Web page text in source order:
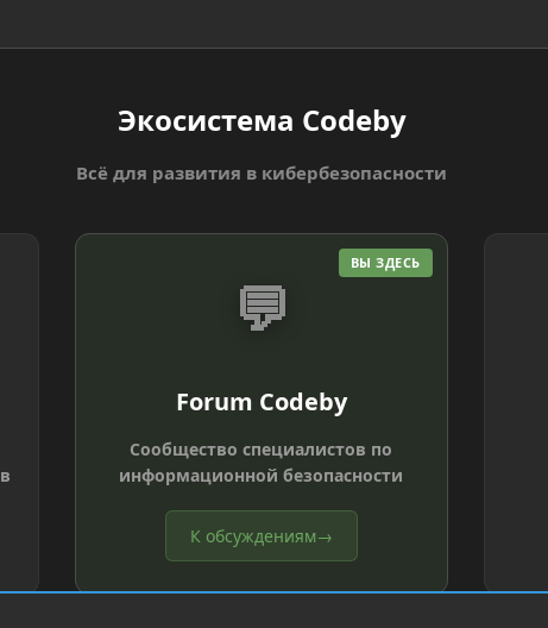
Экосистема Codeby
Всё для развития в кибербезопасности
ВЫ ЗДЕСЬ
💬
Forum Codeby
Сообщество специалистов по
информационной безопасности
К обсуждениям→